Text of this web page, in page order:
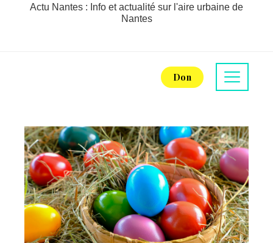
Actu Nantes : Info et actualité sur l'aire urbaine de
Nantes
Don